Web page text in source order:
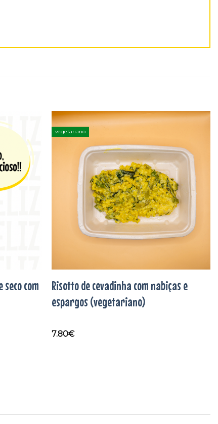
Adicionar
favoritos
com
vegetariano
aos
favoritos
Risotto de cevadinha com nabiças e
espargos (vegetariano)
7.80€